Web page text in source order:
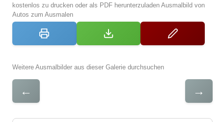
kostenlos zu drucken oder als PDF herunterzuladen Ausmalbild von
Autos zum Ausmalen
Weitere Ausmalbilder aus dieser Galerie durchsuchen
← →